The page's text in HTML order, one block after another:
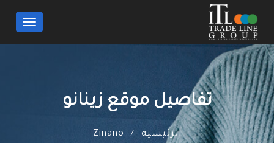
Toggle
تفاصيل موقع زينانو
الرئيسية /
Zinano